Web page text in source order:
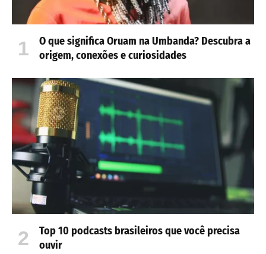
O que significa Oruam na Umbanda? Descubra a
origem, conexões e curiosidades
Top 10 podcasts brasileiros que você precisa
ouvir